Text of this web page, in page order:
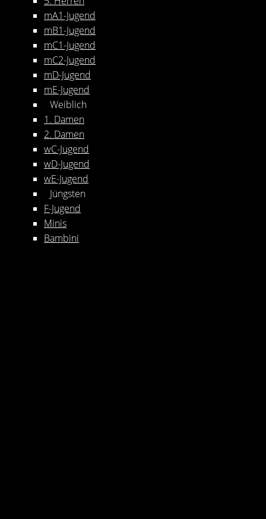
mA1-Jugend
mB1-Jugend
mC1-Jugend
mC2-Jugend
mD-Jugend
mE-Jugend
Weiblich
1. Damen
2. Damen
wC-Jugend
wD-Jugend
wE-Jugend
Jüngsten
F-Jugend
Minis
Bambini